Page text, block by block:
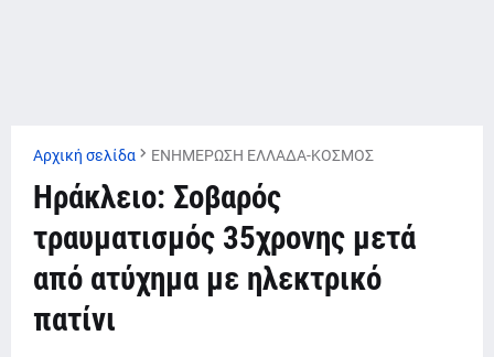
Αρχική σελίδα ΕΝΗΜΕΡΩΣΗ ΕΛΛΑΔΑ-ΚΟΣΜΟΣ
Ηράκλειο: Σοβαρός
τραυματισμός 35χρονης μετά
από ατύχημα με ηλεκτρικό
πατίνι